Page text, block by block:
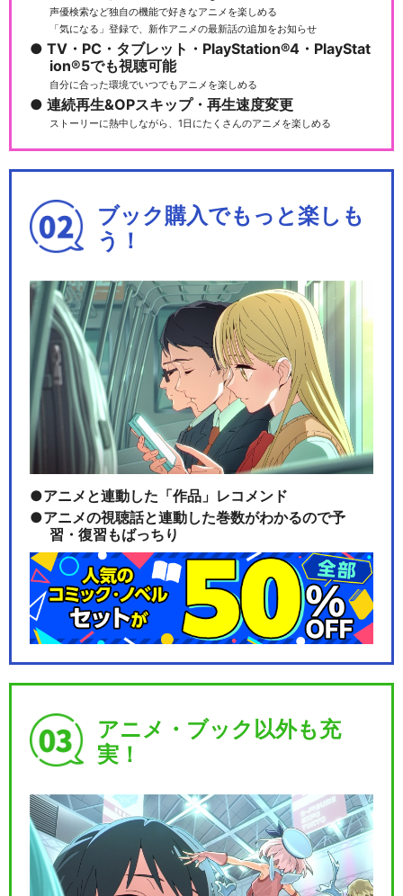
声優検索など独自の機能で好きなアニメを楽しめる
「気になる」登録で、新作アニメの最新話の追加をお知らせ
TV・PC・タブレット・PlayStation®4・PlayStat
ion®5でも視聴可能
自分に合った環境でいつでもアニメを楽しめる
連続再生&OPスキップ・再生速度変更
ストーリーに熱中しながら、1日にたくさんのアニメを楽しめる
ブック購入でもっと楽しも
う！
アニメと連動した「作品」レコメンド
アニメの視聴話と連動した巻数がわかるので予
習・復習もばっちり
アニメ・ブック以外も充
実！